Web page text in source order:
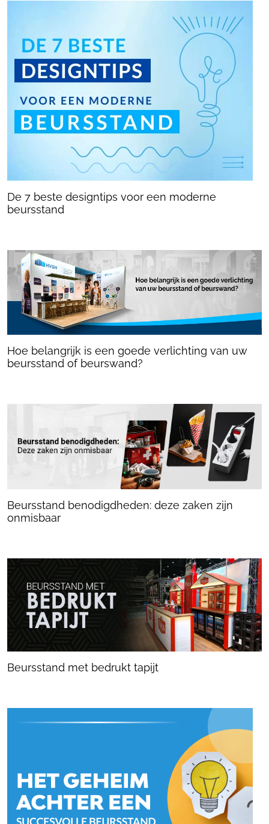
De 7 beste designtips voor een moderne
beursstand
Hoe belangrijk is een goede verlichting van uw
beursstand of beurswand?
Beursstand benodigdheden: deze zaken zijn
onmisbaar
Beursstand met bedrukt tapijt